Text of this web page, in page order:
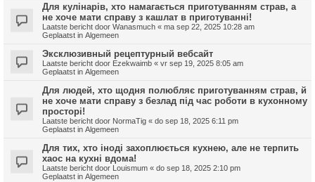
Для кулінарів, хто намагається приготуванням страв, а
не хоче мати справу з кашлат в приготуванні!
Laatste bericht door Wanasmuch « ma sep 22, 2025 10:28 am
Geplaatst in Algemeen
Эксклюзивный рецептурный вебсайт
Laatste bericht door Ezekwaimb « vr sep 19, 2025 8:05 am
Geplaatst in Algemeen
Для людей, хто щодня полюбляє приготуванням страв, й
не хоче мати справу з безлад під час роботи в кухонному
просторі!
Laatste bericht door NormaTig « do sep 18, 2025 6:11 pm
Geplaatst in Algemeen
Для тих, хто іноді захоплюється кухнею, але не терпить
хаос на кухні вдома!
Laatste bericht door Louismum « do sep 18, 2025 2:10 pm
Geplaatst in Algemeen